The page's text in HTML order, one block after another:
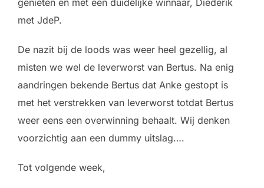
met JdeP.
De nazit bij de loods was weer heel gezellig, al
misten we wel de leverworst van Bertus. Na enig
aandringen bekende Bertus dat Anke gestopt is
met het verstrekken van leverworst totdat Bertus
weer eens een overwinning behaalt. Wij denken
voorzichtig aan een dummy uitslag….
Tot volgende week,